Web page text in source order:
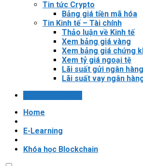
Tin tức Crypto
Bảng giá tiền mã hóa
Tin Kinh tế – Tài chính
Thảo luận về Kinh tế
Xem bảng giá vàng
Xem bảng giá chứng
Xem tỷ giá ngoại tệ
Lãi suất gửi ngân hàng
Lãi suất vay ngân
Home
E-Learning
Khóa học Blockchain